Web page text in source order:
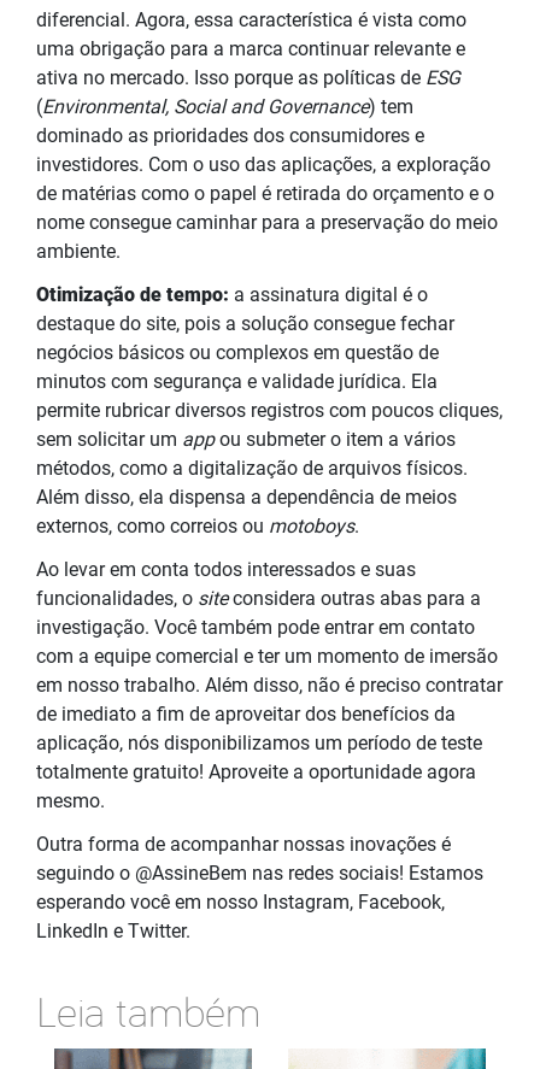
diferencial. Agora, essa característica é vista como
uma obrigação para a marca continuar relevante e
ativa no mercado. Isso porque as políticas de ESG
(Environmental, Social and Governance) tem
dominado as prioridades dos consumidores e
investidores. Com o uso das aplicações, a exploração
de matérias como o papel é retirada do orçamento e o
nome consegue caminhar para a preservação do meio
ambiente.
Otimização de tempo: a assinatura digital é o
destaque do site, pois a solução consegue fechar
negócios básicos ou complexos em questão de
minutos com segurança e validade jurídica. Ela
permite rubricar diversos registros com poucos cliques,
sem solicitar um appou submeter o item a vários
métodos, como a digitalização de arquivos físicos.
Além disso, ela dispensa a dependência de meios
externos, como correios ou motoboys.
Ao levar em conta todos interessados e suas
funcionalidades, o siteconsidera outras abas para a
investigação. Você também pode entrar em contato
com a equipe comercial e ter um momento de imersão
em nosso trabalho. Além disso, não é preciso contratar
de imediato a fim de aproveitar dos benefícios da
aplicação, nós disponibilizamos um período de teste
totalmente gratuito! Aproveite a oportunidade agora
mesmo.
Outra forma de acompanhar nossas inovações é
seguindo o @AssineBem nas redes sociais! Estamos
esperando você em nosso Instagram, Facebook,
LinkedIn e Twitter.
Leia também